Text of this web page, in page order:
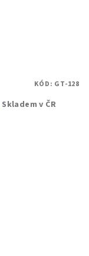
Skladem v ČR
KÓD: GT-128